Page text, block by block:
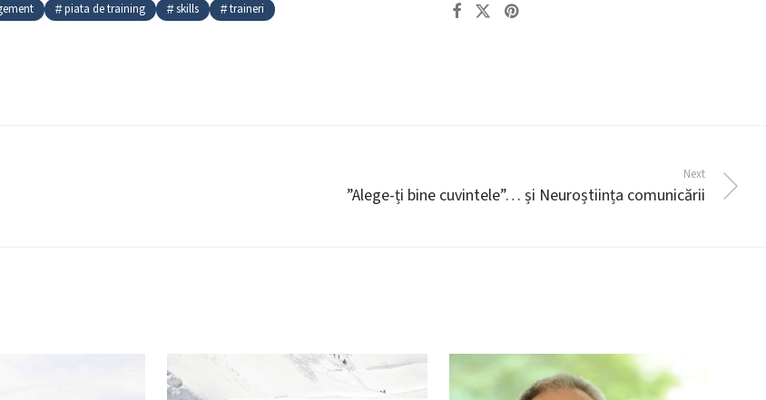
piata de training skills
traineri
Next
”Alege-ți bine cuvintele”… și Neuroștiința comunicării